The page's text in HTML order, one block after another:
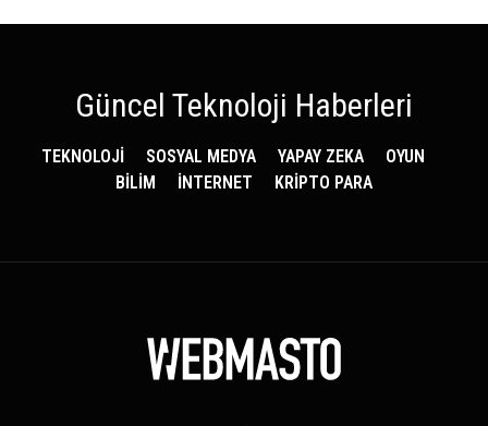
Güncel Teknoloji Haberleri
TEKNOLOJİ SOSYAL MEDYA YAPAY ZEKA
OYUN
BİLİM
İNTERNET KRİPTO PARA